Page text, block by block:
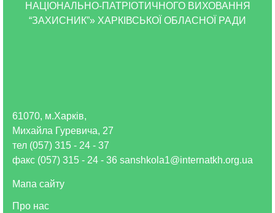
НАЦІОНАЛЬНО-ПАТРІОТИЧНОГО ВИХОВАННЯ
“ЗАХИСНИК”» ХАРКІВСЬКОЇ ОБЛАСНОЇ РАДИ
Про нас
61070, м.Харків,
Михайла Гуревича, 27
тел (057) 315 - 24 - 37
факс (057) 315 - 24 - 36 sanshkola1@internatkh.org.ua
Мапа сайту